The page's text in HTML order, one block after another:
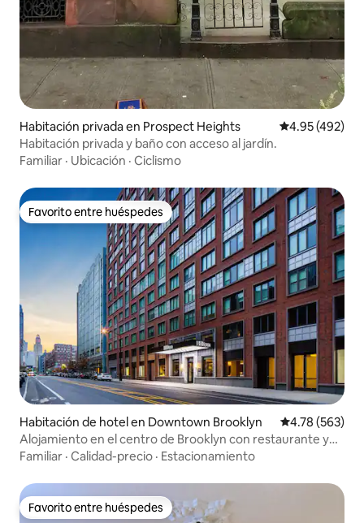
Habitación privada en Prospect Heights Calificación
4.95 (492)
Habitación privada y baño con acceso al jardín.
Familiar · Ubicación · Ciclismo
Favorito entre huéspedes
Favorito entre huéspedes
Habitación de hotel en Downtown Brooklyn Calificación
4.78 (563)
Alojamiento en el centro de Brooklyn con restaurante y
gimnasio
Familiar · Calidad-precio · Estacionamiento
Favorito entre huéspedes
Favorito entre huéspedes